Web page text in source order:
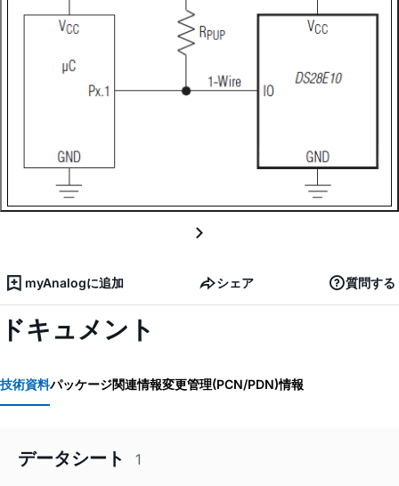
myAnalogに追加 シェア 質問する
ドキュメント
技術資料パッケージ関連情報変更管理(PCN/PDN)情報
データシート 1